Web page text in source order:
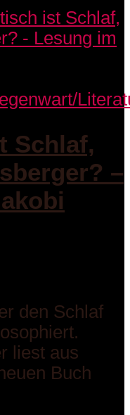
Schlaf,
–
den Schlaf
liest aus
Buch